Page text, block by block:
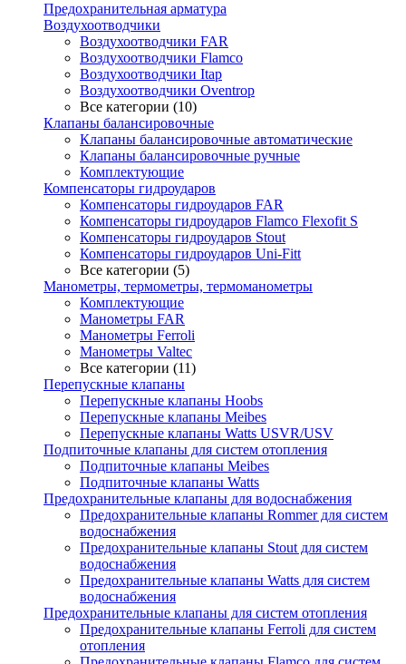
Предохранительная арматура
Воздухоотводчики
Воздухоотводчики FAR
Воздухоотводчики Flamco
Воздухоотводчики Itap
Воздухоотводчики Oventrop
Все категории (10)
Клапаны балансировочные
Клапаны балансировочные автоматические
Клапаны балансировочные ручные
Комплектующие
Компенсаторы гидроударов
Компенсаторы гидроударов FAR
Компенсаторы гидроударов Flamco Flexofit S
Компенсаторы гидроударов Stout
Компенсаторы гидроударов Uni-Fitt
Все категории (5)
Манометры, термометры, термоманометры
Комплектующие
Манометры FAR
Манометры Ferroli
Манометры Valtec
Все категории (11)
Перепускные клапаны
Перепускные клапаны Hoobs
Перепускные клапаны Meibes
Перепускные клапаны Watts USVR/USV
Подпиточные клапаны для систем отопления
Подпиточные клапаны Meibes
Подпиточные клапаны Watts
Предохранительные клапаны для водоснабжения
Предохранительные клапаны Rommer для систем
водоснабжения
Предохранительные клапаны Stout для систем
водоснабжения
Предохранительные клапаны Watts для систем
водоснабжения
Предохранительные клапаны для систем отопления
Предохранительные клапаны Ferroli для систем
отопления